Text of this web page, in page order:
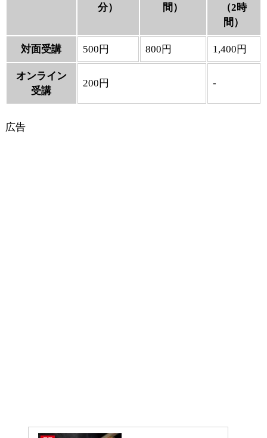
分）
間）
（2時
間）
対面受講 500円 800円 1,400円
オンライン
受講
200円 -
広告